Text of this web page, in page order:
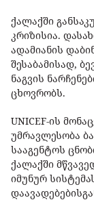
ქალაქში
კრიზისია.
ადამიანის
შესაბამისად,
ნაგვის
ცხოვრობს.
UNICEF-ის
უმრავლესობა
სააგენტოს
ქალაქში
იმუნურ